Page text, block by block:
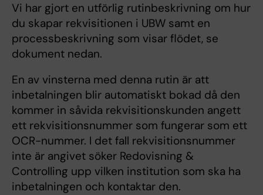
Vi har gjort en utförlig rutinbeskrivning om hur
du skapar rekvisitionen i UBW samt en
processbeskrivning som visar flödet, se
dokument nedan.
En av vinsterna med denna rutin är att
inbetalningen blir automatiskt bokad då den
kommer in såvida rekvisitionskunden angett
ett rekvisitionsnummer som fungerar som ett
OCR-nummer. I det fall rekvisitionsnummer
inte är angivet söker Redovisning &
Controlling upp vilken institution som ska ha
inbetalningen och kontaktar den.